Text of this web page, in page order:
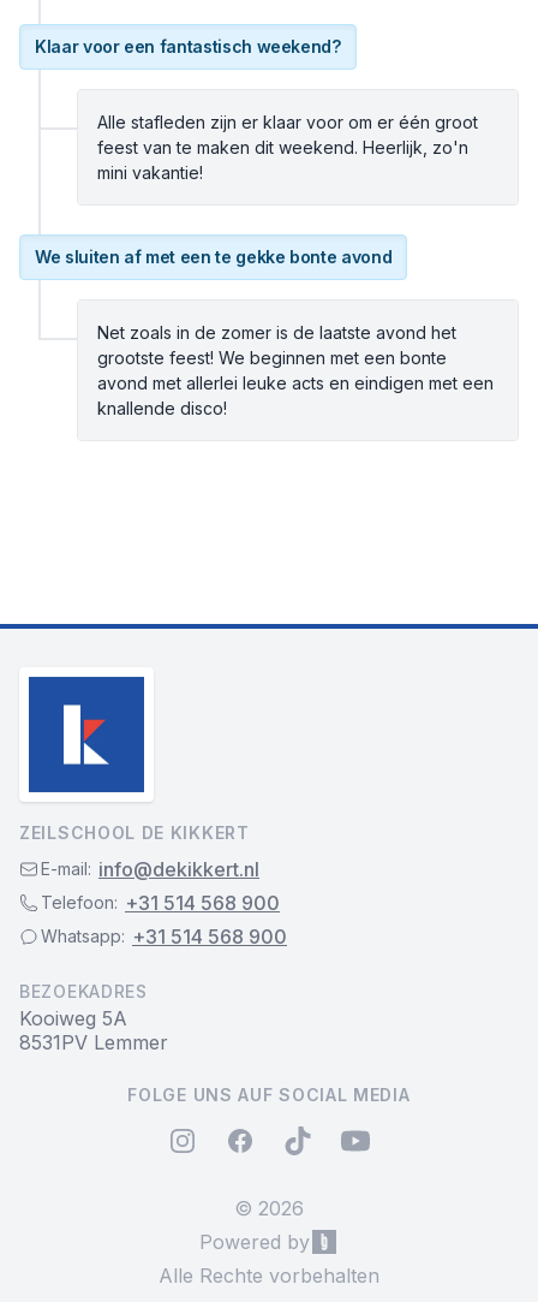
Klaar voor een fantastisch weekend?
Alle stafleden zijn er klaar voor om er één groot
feest van te maken dit weekend. Heerlijk, zo'n
mini vakantie!
We sluiten af met een te gekke bonte avond
Net zoals in de zomer is de laatste avond het
grootste feest! We beginnen met een bonte
avond met allerlei leuke acts en eindigen met een
knallende disco!
ZEILSCHOOL DE KIKKERT
E-mail: info@dekikkert.nl
Telefoon: +31 514 568 900
Whatsapp: +31 514 568 900
BEZOEKADRES
Kooiweg 5A
8531PV Lemmer
FOLGE UNS AUF SOCIAL MEDIA
instagramfacebook
tiktok youtube
© 2026
Powered by
BuchungApp
Alle Rechte vorbehalten